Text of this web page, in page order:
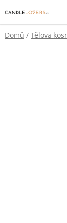
na
obsah
Domů / Tělová